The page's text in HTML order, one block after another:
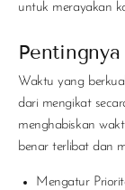
untuk merayakan
Waktu yang
dari mengikat
menghabiskan
benar terlibat dan
Mengatur